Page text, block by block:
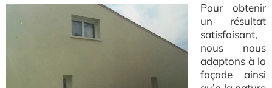
Pour obtenir
un résultat
satisfaisant,
nous nous
adaptons à la
façade ainsi